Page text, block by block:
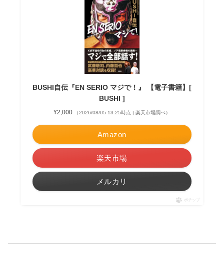
BUSHI自伝『EN SERIO マジで！』 【電子書籍】[
BUSHI ]
¥2,000 （2026/08/05 13:25時点 | 楽天市場調べ）
Amazon
楽天市場
メルカリ
ポチップ